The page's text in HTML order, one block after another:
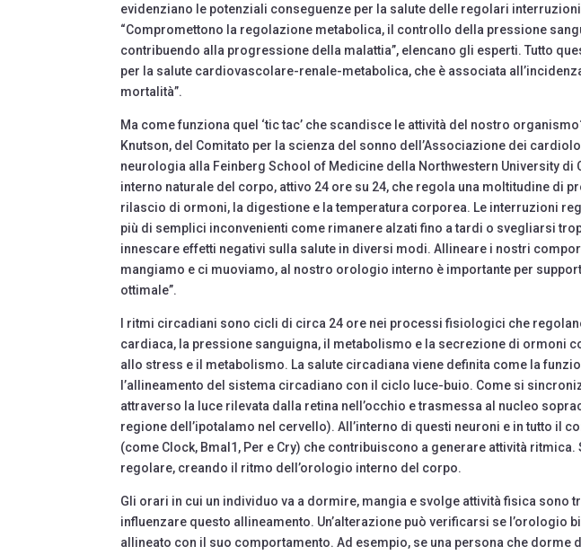
evidenziano le potenziali conseguenze per la salute delle regolari
“Compromettono la regolazione metabolica, il controllo della pressione
contribuendo alla progressione della malattia”, elencano gli esperti. Tutto
per la salute cardiovascolare-renale-metabolica, che è associata
mortalità”.
Ma come funziona quel ‘tic tac’ che scandisce le attività del nostro
Knutson, del Comitato per la scienza del sonno dell’Associazione dei
neurologia alla Feinberg School of Medicine della Northwestern University
interno naturale del corpo, attivo 24 ore su 24, che regola una moltitudine di
rilascio di ormoni, la digestione e la temperatura corporea. Le interruzioni
più di semplici inconvenienti come rimanere alzati fino a tardi o svegliarsi
innescare effetti negativi sulla salute in diversi modi. Allineare i nostri
mangiamo e ci muoviamo, al nostro orologio interno è importante per
ottimale”.
I ritmi circadiani sono cicli di circa 24 ore nei processi fisiologici che
cardiaca, la pressione sanguigna, il metabolismo e la secrezione di ormoni
allo stress e il metabolismo. La salute circadiana viene definita come la
l’allineamento del sistema circadiano con il ciclo luce-buio. Come si
attraverso la luce rilevata dalla retina nell’occhio e trasmessa al nucleo
regione dell’ipotalamo nel cervello). All’interno di questi neuroni e in tutto il
(come Clock, Bmal1, Per e Cry) che contribuiscono a generare attività
regolare, creando il ritmo dell’orologio interno del corpo.
Gli orari in cui un individuo va a dormire, mangia e svolge attività fisica sono
influenzare questo allineamento. Un’alterazione può verificarsi se l’orologio
allineato con il suo comportamento. Ad esempio, se una persona che dorme